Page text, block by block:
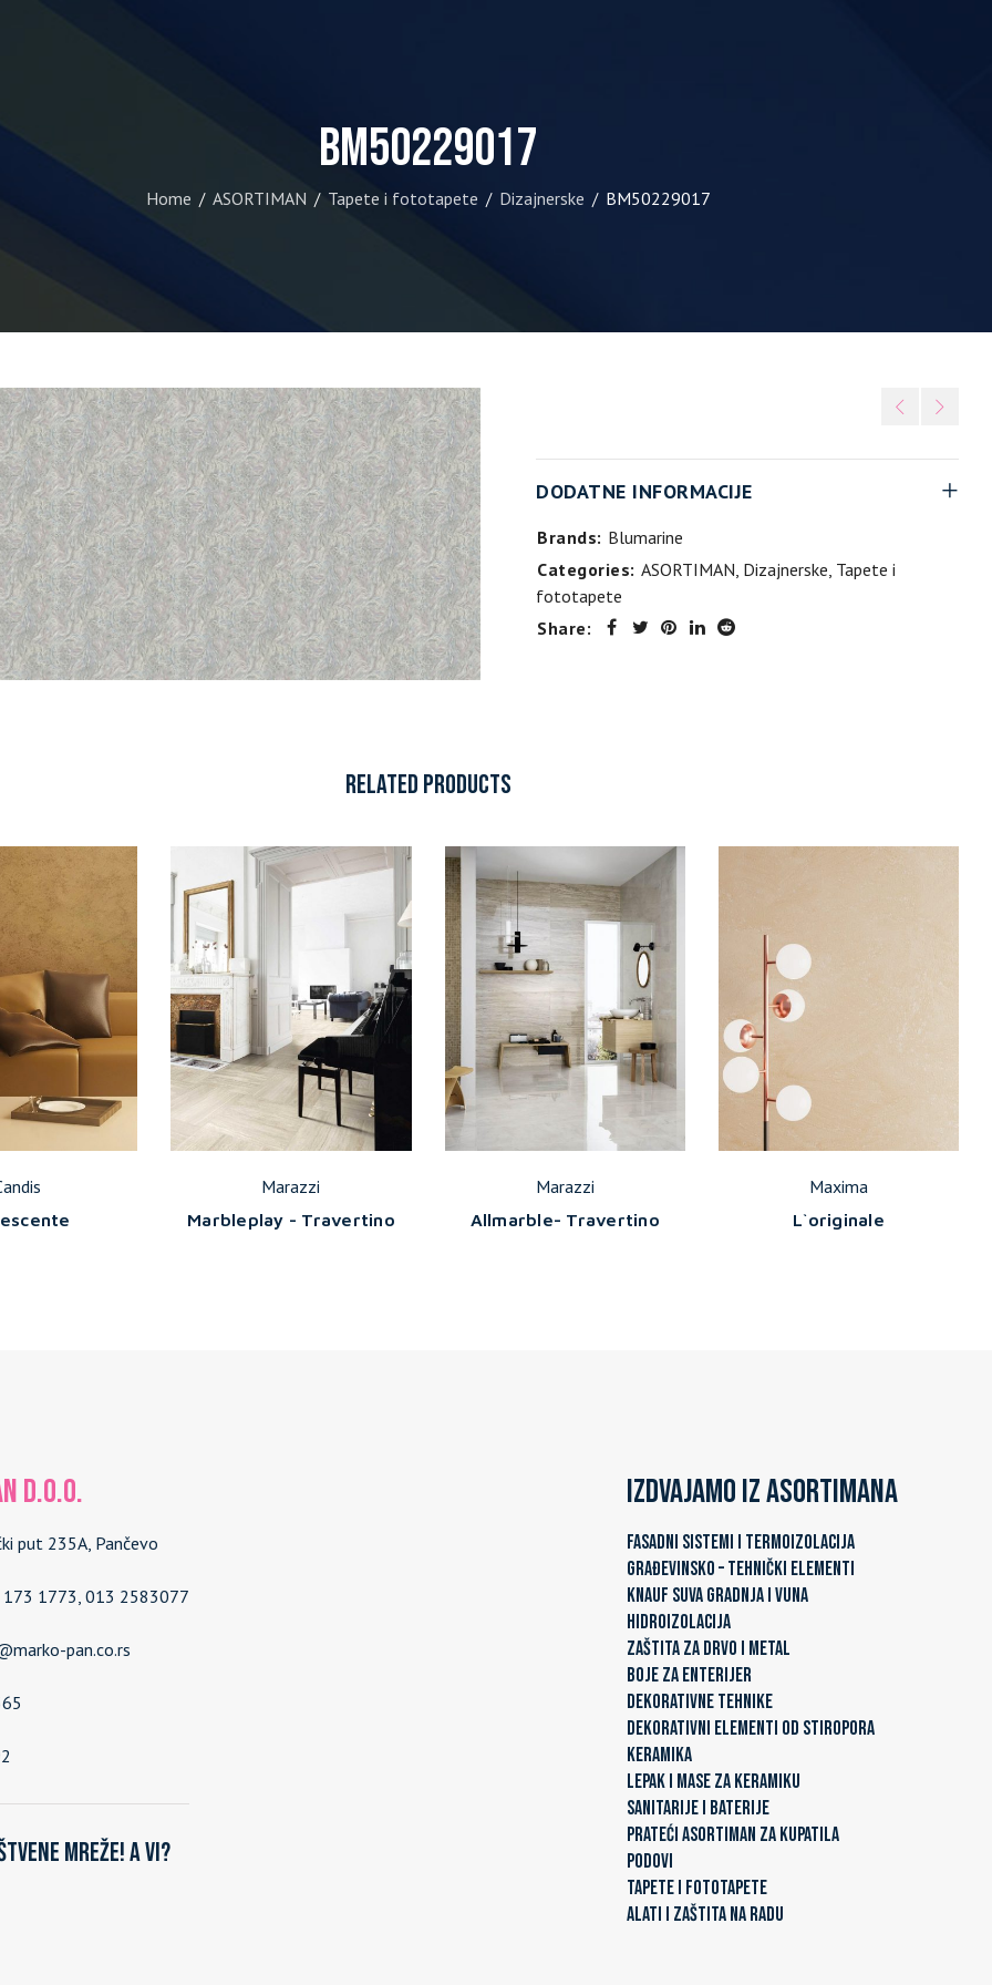
BM50229017
Home / ASORTIMAN / Tapete i fototapete / Dizajnerske / BM50229017
DODATNE INFORMACIJE
Brands: Blumarine
Categories: ASORTIMAN, Dizajnerske, Tapete i
fototapete
Share:
RELATED PRODUCTS
Marazzi
Marbleplay - Travertino
Marazzi
Allmarble- Travertino
Maxima
L`originale
d.o.o.
put 235A, Pančevo
173 1773, 013 2583077
pan.co.rs
mreže! A vi?
Izdvajamo iz asortimana
FASADNI SISTEMI I TERMOIZOLACIJA
GRAĐEVINSKO – TEHNIČKI ELEMENTI
KNAUF SUVA GRADNJA I VUNA
HIDROIZOLACIJA
ZAŠTITA ZA DRVO I METAL
BOJE ZA ENTERIJER
DEKORATIVNE TEHNIKE
DEKORATIVNI ELEMENTI OD STIROPORA
KERAMIKA
LEPAK I MASE ZA KERAMIKU
SANITARIJE I BATERIJE
PRATEĆI ASORTIMAN ZA KUPATILA
PODOVI
TAPETE I FOTOTAPETE
ALATI I ZAŠTITA NA RADU